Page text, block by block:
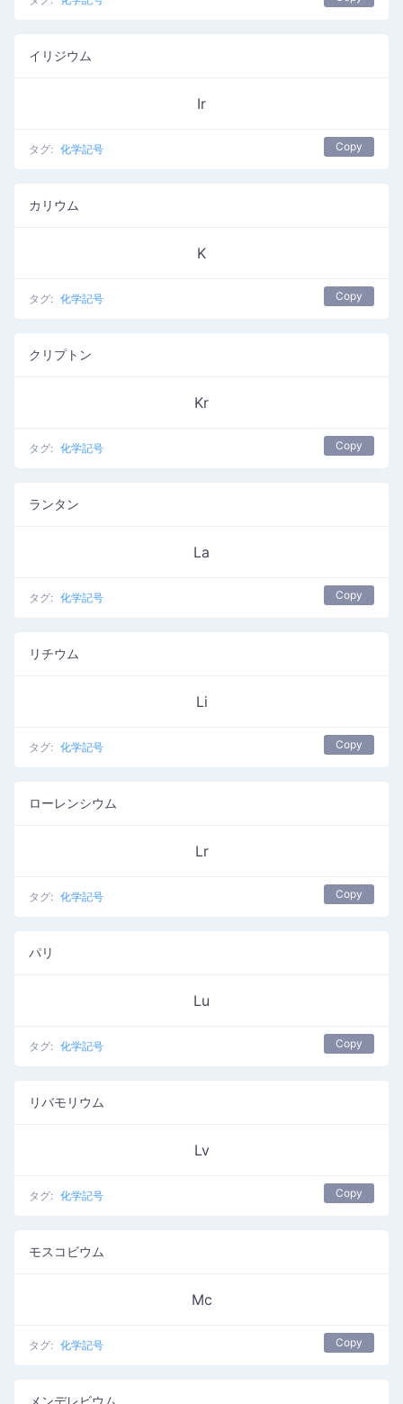
イリジウム
Ir
タグ: 化学記号 Copy
カリウム
K
タグ: 化学記号 Copy
クリプトン
Kr
タグ: 化学記号 Copy
ランタン
La
タグ: 化学記号 Copy
リチウム
Li
タグ: 化学記号 Copy
ローレンシウム
Lr
タグ: 化学記号 Copy
パリ
Lu
タグ: 化学記号 Copy
リバモリウム
Lv
タグ: 化学記号 Copy
モスコビウム
Mc
タグ: 化学記号 Copy
メンデレビウム